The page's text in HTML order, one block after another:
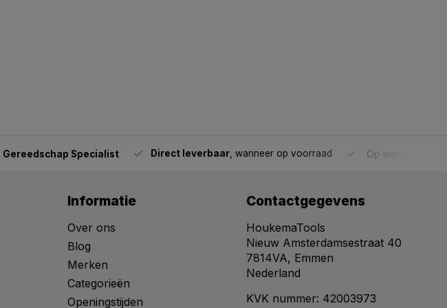
Gereedschap Specialist Direct leverbaar , wanneer op voorraad Op werkdagen
Informatie
Over ons
Blog
Merken
Categorieën
Openingstijden
Contactgegevens
HoukemaTools
Nieuw Amsterdamsestraat 40
7814VA, Emmen
Nederland
KVK nummer: 42003973